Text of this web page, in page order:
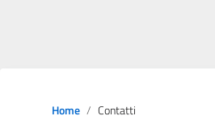
Home Contatti